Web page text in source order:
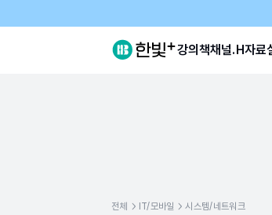
강의책채널.H자료
전체 IT/모바일 시스템/네트워크